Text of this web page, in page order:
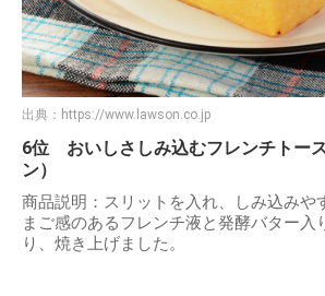
出典： https://www.lawson.co.jp
6位 おいしさしみ込むフレンチトー
ン）
商品説明：スリットを入れ、しみ込みや
まご感のあるフレンチ液と発酵バター入
り、焼き上げました。